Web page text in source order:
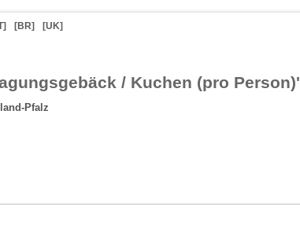
[BR] [UK]
/ Kuchen (pro Person)'
Pfalz